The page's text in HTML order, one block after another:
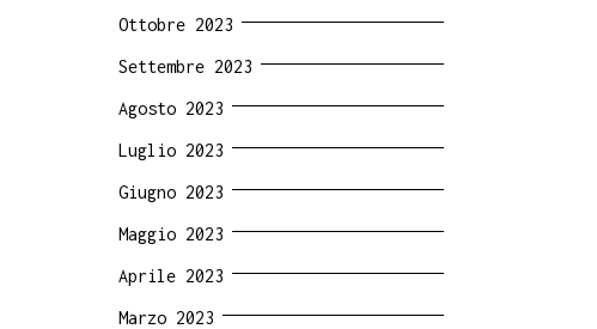
Ottobre 2023
Settembre 2023
Agosto 2023
Luglio 2023
Giugno 2023
Maggio 2023
Aprile 2023
Marzo 2023